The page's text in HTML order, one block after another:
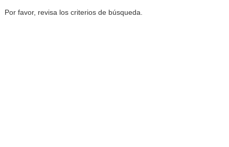
Por favor, revisa los criterios de búsqueda.